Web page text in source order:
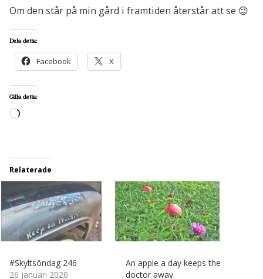
Om den står på min gård i framtiden återstår att se 😉
Dela detta:
Facebook X
Gilla detta:
Laddar
Relaterade
#Skyltsöndag 246
26 januari 2020
An apple a day keeps the
doctor away.